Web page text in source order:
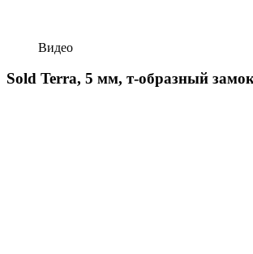
Видео
Sold Terra, 5 мм, т-образный